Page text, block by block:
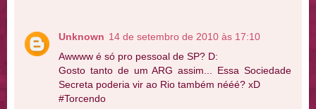
Unknown 14 de setembro de 2010 às 17:10
Awwww é só pro pessoal de SP? D:
Gosto tanto de um ARG assim... Essa Sociedade
Secreta poderia vir ao Rio também nééé? xD
#Torcendo